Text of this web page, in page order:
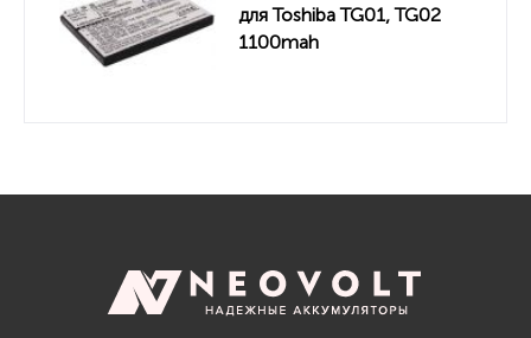
для Toshiba TG01, TG02
1100mah